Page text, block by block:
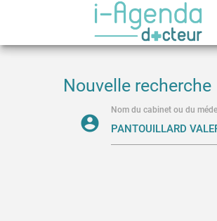
Nouvelle recherche
account_circle
Nom du cabinet ou du